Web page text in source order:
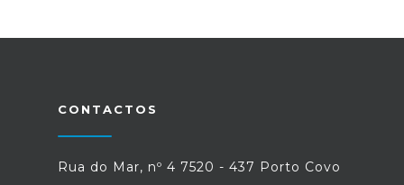
CONTACTOS
Rua do Mar, nº 4 7520 - 437 Porto Covo